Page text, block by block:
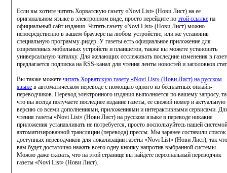
Если вы хотите читать Хорватскую газету «Novi List» (Нови Лист) на ее
оригинальном языке в электронном виде, просто перейдите по этой ссылке на
официальный сайт издания. Читать газету «Novi List» (Нови Лист) можно
непосредственно в вашем браузере на любом устройстве, или же установив
специальную программу-ридер. У газеты есть официальное приложение для
современных мобильных устройств и планшетов, также вы можете установить
универсальную читалку. Для желающих отслеживать последние изменения в газете
предлагается подписка на RSS-канал для чтения ленты новостей и заголовков
Вы также можете читать Хорватскую газету «Novi List» (Нови Лист) на русском
языке в автоматическом переводе с помощью одного из бесплатных онлайн-
переводчиков. Перевод электронного издания выполняется по вашему запросу,
что вы всегда получаете последнее издание газеты, ее свежий номер и актуальную
версию со всеми дополнениями, приложениями и интерактивными сервисами.
чтения газеты «Novi List» (Нови Лист) на русском языке в переводе никакие
приложения устанавливать не потребуется, просто воспользуйтесь нашей системой
автоматизированной трансляции (перевода) прессы. Мы заранее составили список
доступных переводчиков для локализации газеты «Novi List» (Нови Лист), так что
вам будет достаточно нажать всего одну кнопку напротив выбранной системы.
Можно даже сказать, что на этой странице вы найдете персональный переводчик
газеты «Novi List» (Нови Лист).